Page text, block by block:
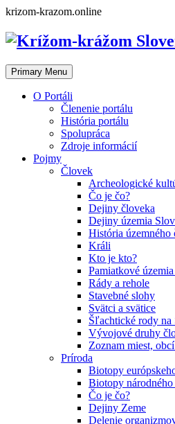
Skip
content
krizom-krazom.online
Primary Menu
O Portáli
Členenie portálu
História portálu
Spolupráca
Zdroje informácií
Pojmy
Človek
Archeologické
Čo je čo?
Dejiny človeka
Dejiny územia
História územného
Králi
Kto je kto?
Pamiatkové
Rády a rehole
Stavebné slohy
Svätci a svätice
Šľachtické rody na
Vývojové druhy
Zoznam miest,
Príroda
Biotopy
Biotopy
Čo je čo?
Dejiny Zeme
Delenie